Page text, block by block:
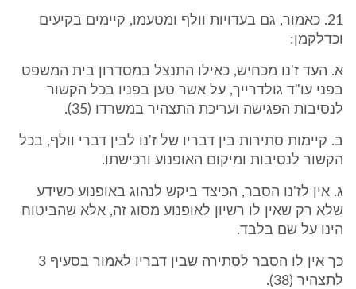
21. כאמור, גם בעדויות וולף ומטעמו, קיימים בקיעים
וכדלקמן:
א. העד ז'נו מכחיש, כאילו התנצל במסדרון בית המשפט
בפני עו"ד גולדרייך, על אשר טען בפניו בכל הקשור
לנסיבות הפגישה ועריכת התצהיר במשרדו (35).
ב. קיימות סתירות בין דבריו של ז'נו לבין דברי וולף, בכל
הקשור לנסיבות ומיקום האופנוע ורכישתו.
ג. אין לז'נו הסבר, הכיצד ביקש לנהוג באופנוע כשידע
שלא רק שאין לו רשיון לאופנוע מסוג זה, אלא שהביטוח
הינו על שם בלבד.
כך אין לו הסבר לסתירה שבין דבריו לאמור בסעיף 3
לתצהיר (38).